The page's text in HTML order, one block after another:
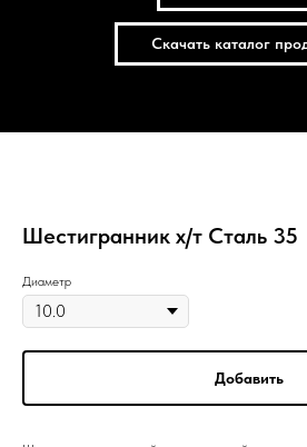
Скачать каталог
Шестигранник х/т Сталь 35
Диаметр
Добавить